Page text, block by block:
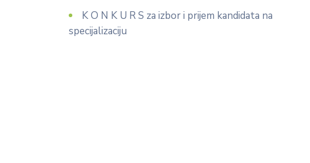
K O N K U R S za izbor i prijem kandidata na
specijalizaciju